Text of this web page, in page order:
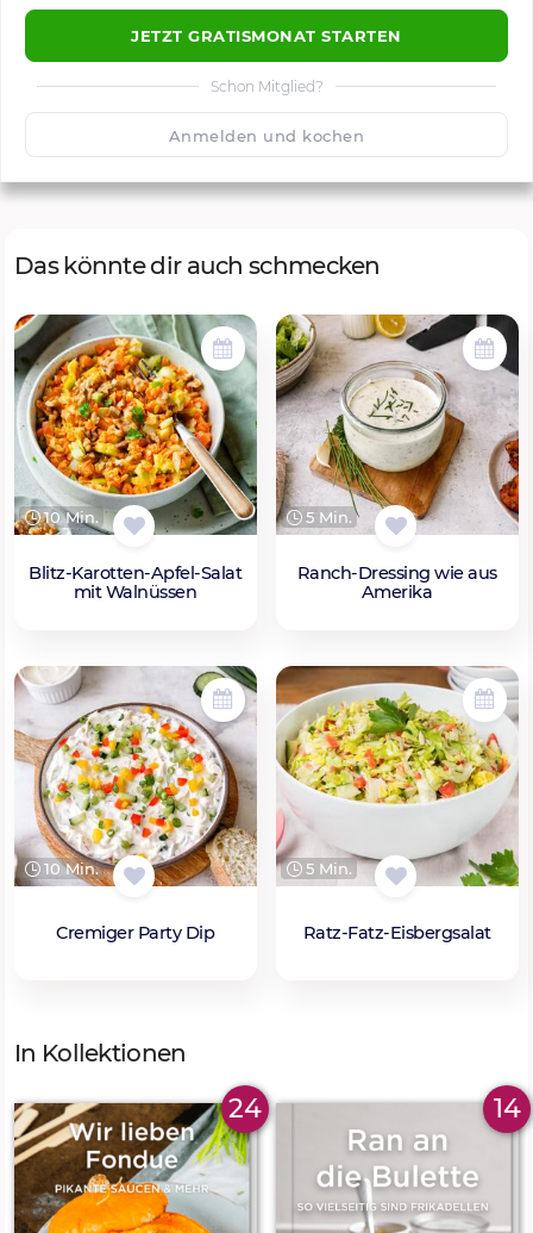
JETZT GRATISMONAT STARTEN
Schon Mitglied?
Anmelden und kochen
🙂 1500 Speichern
Das könnte dir auch schmecken
10 Min.
Blitz-Karotten-Apfel-Salat
mit Walnüssen
5 Min.
Ranch-Dressing wie aus
Amerika
10 Min.
Cremiger Party Dip
5 Min.
Ratz-Fatz-Eisbergsalat
In Kollektionen
24 14